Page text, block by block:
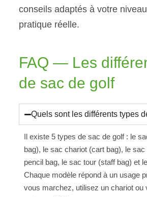
conseils adaptés à votre
pratique réelle.
FAQ — Les
de sac de golf
Quels sont les différents types
Il existe 5 types de sac de golf : le
bag), le sac chariot (cart bag), le
pencil bag, le sac tour (staff bag) et
Chaque modèle répond à un usage
vous marchez, utilisez un chariot ou